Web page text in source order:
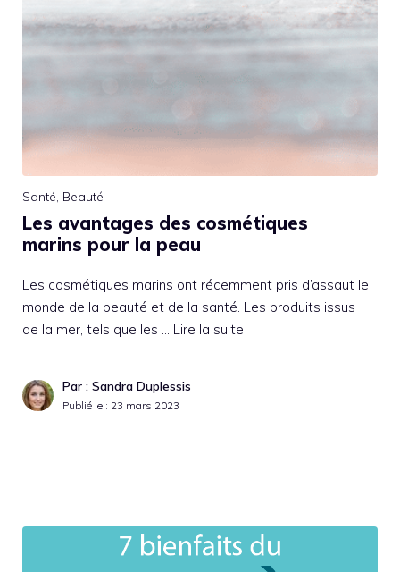
Santé Beauté
Les avantages des cosmétiques
marins pour la peau
Les cosmétiques marins ont récemment pris d’assaut le
monde de la beauté et de la santé. Les produits issus
de la mer, tels que les … Lire la suite
Par : Sandra Duplessis
Publié le : 23 mars 2023